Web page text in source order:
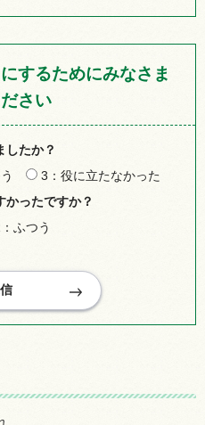
するためにみなさま
さい
したか？
3：役に立たなかった
かったですか？
ふつう